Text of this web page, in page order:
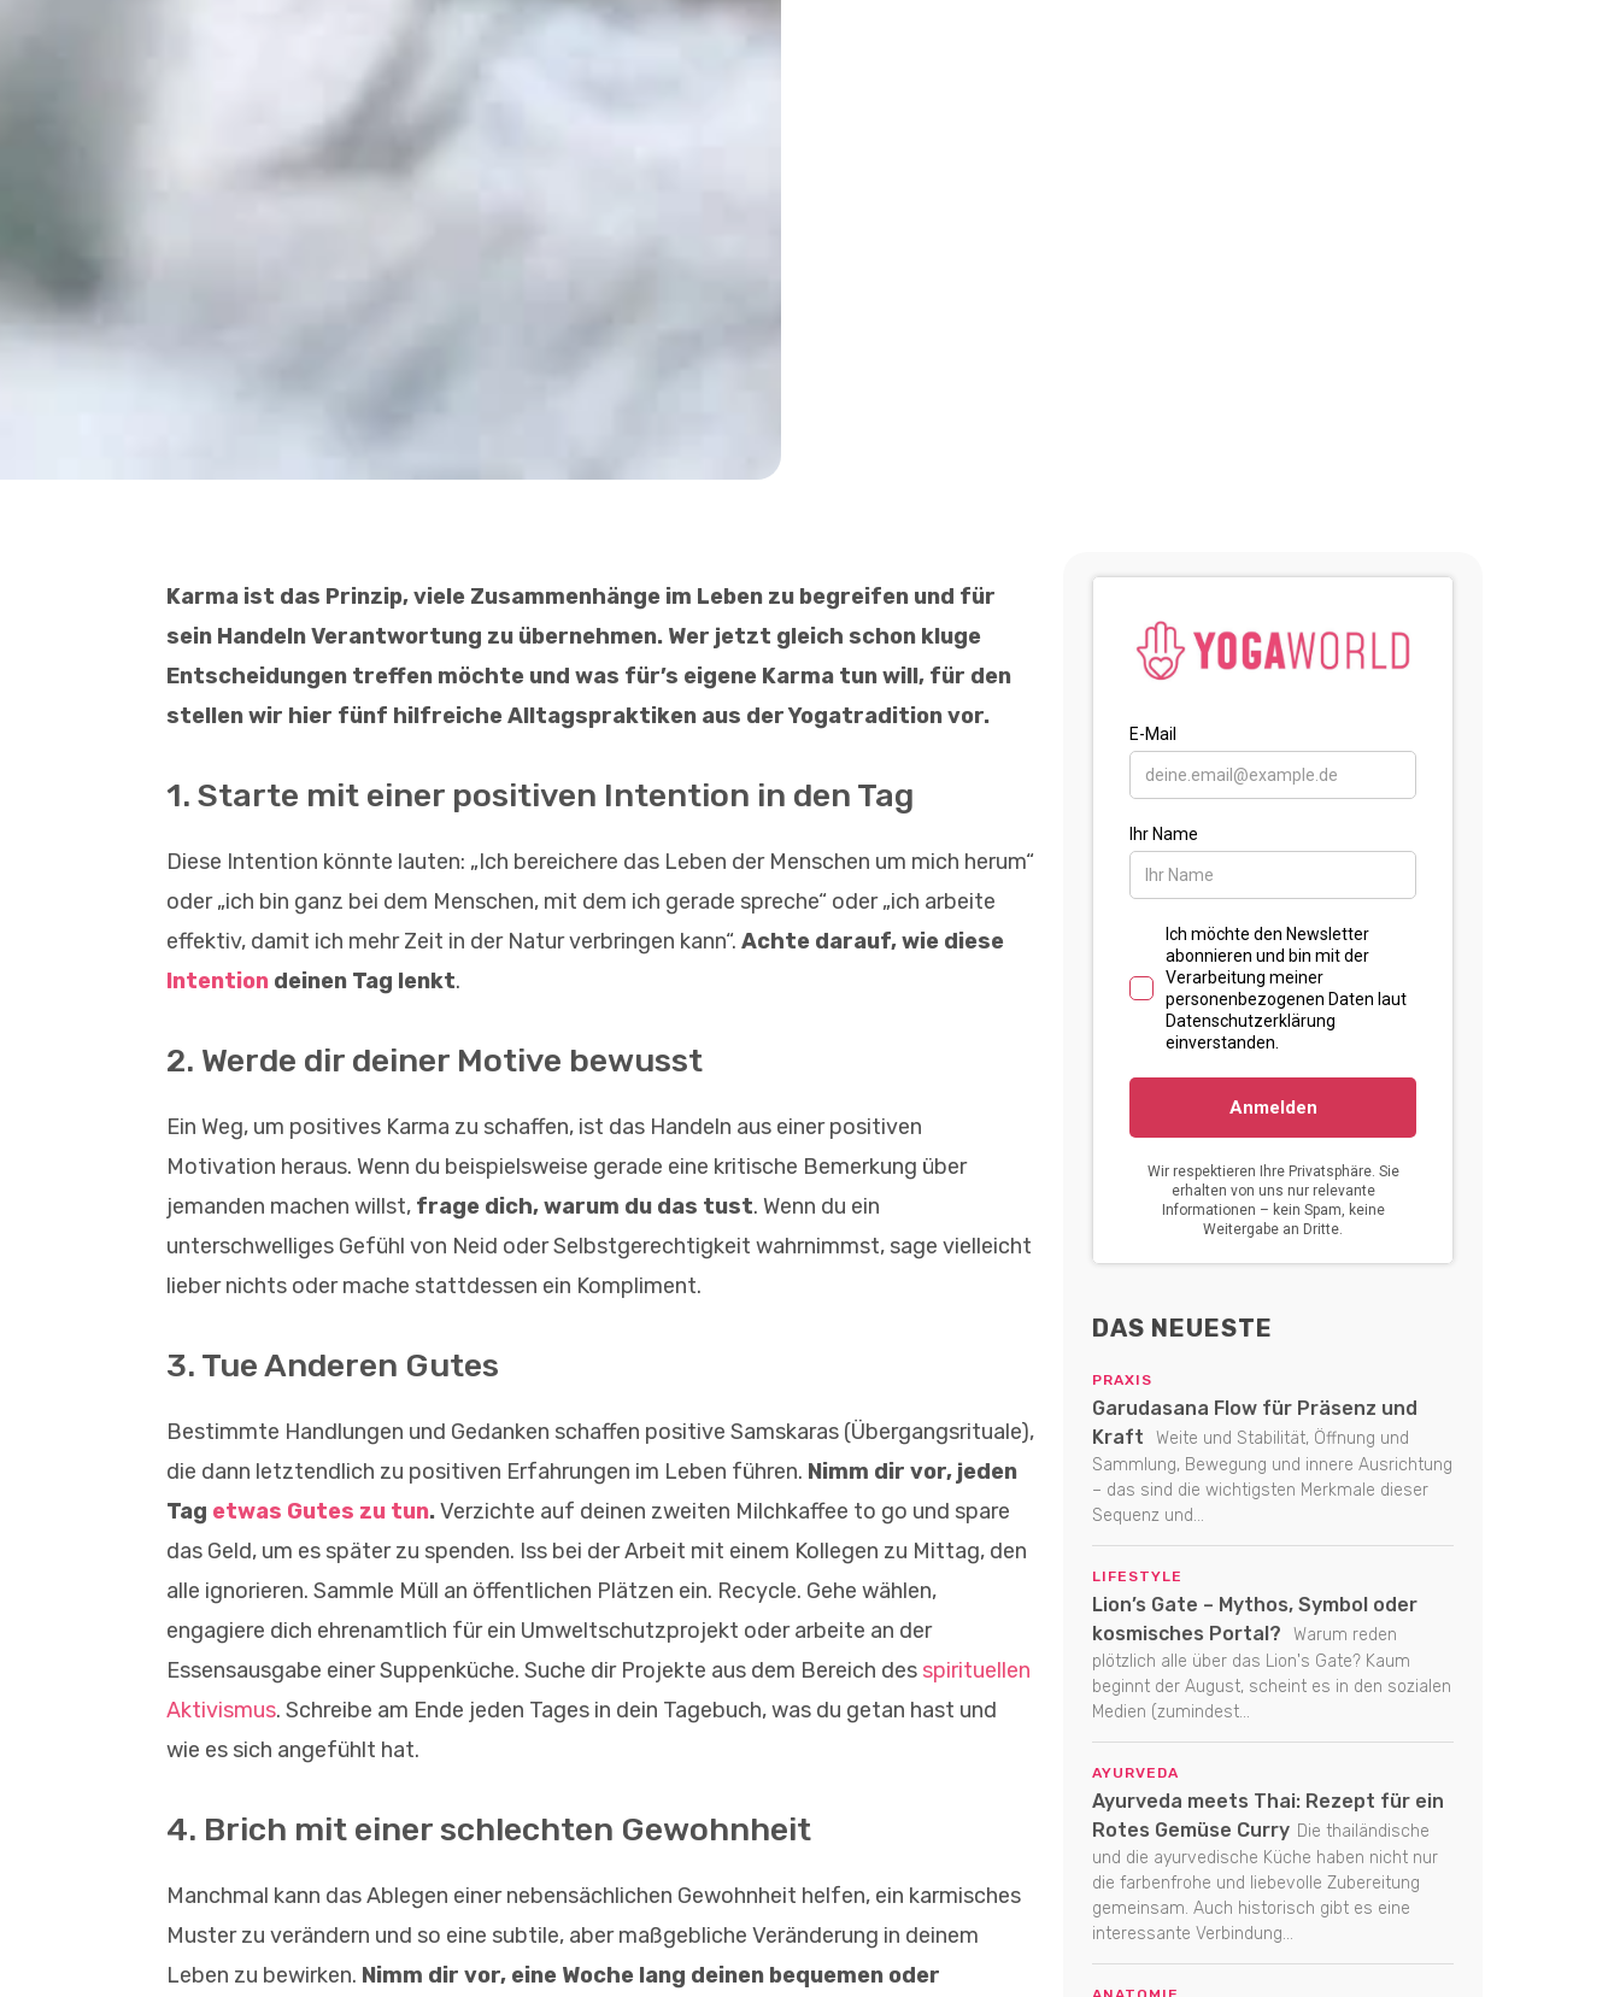
Karma ist das Prinzip, viele Zusammenhänge im Leben zu begreifen und für
sein Handeln Verantwortung zu übernehmen. Wer jetzt gleich schon kluge
Entscheidungen treffen möchte und was für’s eigene Karma tun will, für den
stellen wir hier fünf hilfreiche Alltagspraktiken aus der Yogatradition vor.
1. Starte mit einer positiven Intention in den Tag
Diese Intention könnte lauten: „Ich bereichere das Leben der Menschen um mich herum“
oder „ich bin ganz bei dem Menschen, mit dem ich gerade spreche“ oder „ich arbeite
effektiv, damit ich mehr Zeit in der Natur verbringen kann“. Achte darauf, wie diese
Intention deinen Tag lenkt.
2. Werde dir deiner Motive bewusst
Ein Weg, um positives Karma zu schaffen, ist das Handeln aus einer positiven
Motivation heraus. Wenn du beispielsweise gerade eine kritische Bemerkung über
jemanden machen willst, frage dich, warum du das tust. Wenn du ein
unterschwelliges Gefühl von Neid oder Selbstgerechtigkeit wahrnimmst, sage vielleicht
lieber nichts oder mache stattdessen ein Kompliment.
3. Tue Anderen Gutes
Bestimmte Handlungen und Gedanken schaffen positive Samskaras (Übergangsrituale),
die dann letztendlich zu positiven Erfahrungen im Leben führen. Nimm dir vor, jeden
Tag etwas Gutes zu tun.Verzichte auf deinen zweiten Milchkaffee to go und spare
das Geld, um es später zu spenden. Iss bei der Arbeit mit einem Kollegen zu Mittag, den
alle ignorieren. Sammle Müll an öffentlichen Plätzen ein. Recycle. Gehe wählen,
engagiere dich ehrenamtlich für ein Umweltschutzprojekt oder arbeite an der
Essensausgabe einer Suppenküche. Suche dir Projekte aus dem Bereich des spirituellen
Aktivismus. Schreibe am Ende jeden Tages in dein Tagebuch, was du getan hast und
wie es sich angefühlt hat.
4. Brich mit einer schlechten Gewohnheit
Manchmal kann das Ablegen einer nebensächlichen Gewohnheit helfen, ein karmisches
Muster zu verändern und so eine subtile, aber maßgebliche Veränderung in deinem
Leben zu bewirken. Nimm dir vor, eine Woche lang deinen bequemen oder
DAS NEUESTE
PRAXIS
Garudasana Flow für Präsenz und
Kraft
Weite und Stabilität, Öffnung und
Sammlung, Bewegung und innere Ausrichtung
– das sind die wichtigsten Merkmale dieser
Sequenz und...
LIFESTYLE
Lion’s Gate – Mythos, Symbol oder
kosmisches Portal?
Warum reden
plötzlich alle über das Lion's Gate? Kaum
beginnt der August, scheint es in den sozialen
Medien (zumindest...
AYURVEDA
Ayurveda meets Thai: Rezept für ein
Rotes Gemüse Curry Die thailändische
und die ayurvedische Küche haben nicht nur
die farbenfrohe und liebevolle Zubereitung
gemeinsam. Auch historisch gibt es eine
interessante Verbindung...